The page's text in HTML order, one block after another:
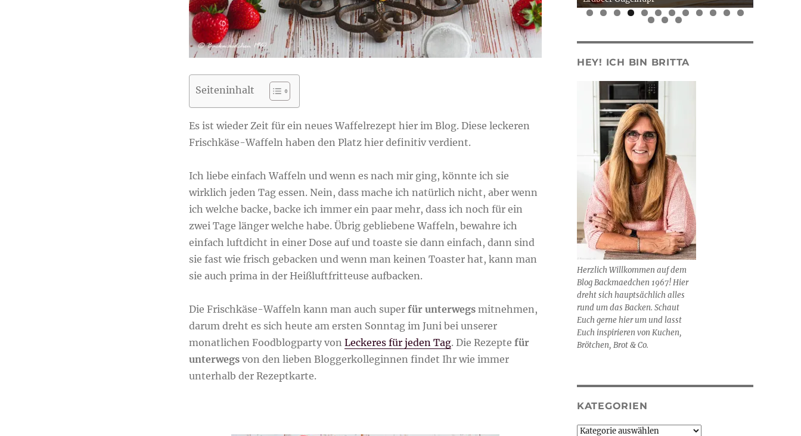
Seiteninhalt
Es ist wieder Zeit für ein neues Waffelrezept hier im Blog. Diese leckeren
Frischkäse-Waffeln haben den Platz hier definitiv verdient.
Ich liebe einfach Waffeln und wenn es nach mir ging, könnte ich sie
wirklich jeden Tag essen. Nein, dass mache ich natürlich nicht, aber wenn
ich welche backe, backe ich immer ein paar mehr, dass ich noch für ein
zwei Tage länger welche habe. Übrig gebliebene Waffeln, bewahre ich
einfach luftdicht in einer Dose auf und toaste sie dann einfach, dann sind
sie fast wie frisch gebacken und wenn man keinen Toaster hat, kann man
sie auch prima in der Heißluftfritteuse aufbacken.
Die Frischkäse-Waffeln kann man auch super für unterwegsmitnehmen,
darum dreht es sich heute am ersten Sonntag im Juni bei unserer
monatlichen Foodblogparty von Leckeres für jeden Tag. Die Rezepte für
unterwegsvon den lieben Bloggerkolleginnen findet Ihr wie immer
unterhalb der Rezeptkarte.
0
1 2
3 4 5
HEY! ICH BIN BRITTA
Herzlich Willkommen auf dem
Blog Backmaedchen 1967! Hier
dreht sich hauptsächlich alles
rund um das Backen. Schaut
Euch gerne hier um und lasst
Euch inspirieren von Kuchen,
Brötchen, Brot & Co.
KATEGORIEN
Kategorien